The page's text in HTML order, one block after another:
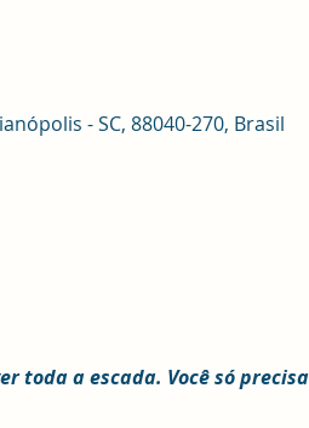
- SC, 88040-270, Brasil
toda a escada. Você só